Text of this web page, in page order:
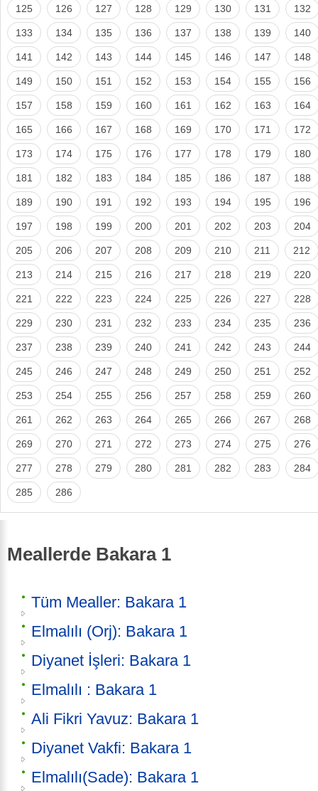
125 126 127 128 129 130 131 132
133 134 135 136 137 138 139 140
141 142 143 144 145 146 147 148
149 150 151 152 153 154 155 156
157 158 159 160 161 162 163 164
165 166 167 168 169 170 171 172
173 174 175 176 177 178 179 180
181 182 183 184 185 186 187 188
189 190 191 192 193 194 195 196
197 198 199 200 201 202 203 204
205 206 207 208 209 210 211 212
213 214 215 216 217 218 219 220
221 222 223 224 225 226 227 228
229 230 231 232 233 234 235 236
237 238 239 240 241 242 243 244
245 246 247 248 249 250 251 252
253 254 255 256 257 258 259 260
261 262 263 264 265 266 267 268
269 270 271 272 273 274 275 276
277 278 279 280 281 282 283 284
285 286
Meallerde Bakara 1
Tüm Mealler: Bakara 1
Elmalılı (Orj): Bakara 1
Diyanet İşleri: Bakara 1
Elmalılı : Bakara 1
Ali Fikri Yavuz: Bakara 1
Diyanet Vakfi: Bakara 1
Elmalılı(Sade): Bakara 1